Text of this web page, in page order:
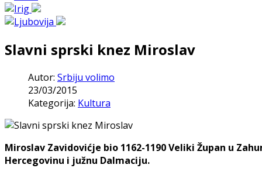
Slavni sprski knez Miroslav
Autor: Srbiju volimo
23/03/2015
Kategorija: Kultura
Miroslav Zavidovićje bio 1162-1190 Veliki Župan u
Hercegovinu i južnu Dalmaciju.